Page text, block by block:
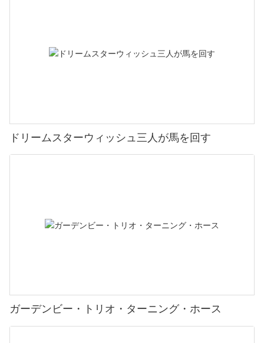
ドリームスターウィッシュ三人が馬を回す
ガーデンビー・トリオ・ターニング・ホース